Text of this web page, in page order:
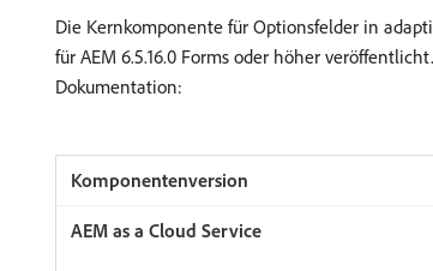
Die Kernkomponente für Optionsfelder in
für AEM 6.5.16.0 Forms oder höher
Dokumentation: